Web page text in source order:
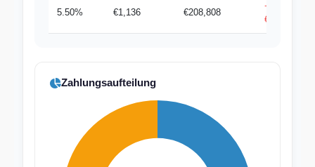
5.50% €1,136 €208,808
+
€237/Monat
Zahlungsaufteilung